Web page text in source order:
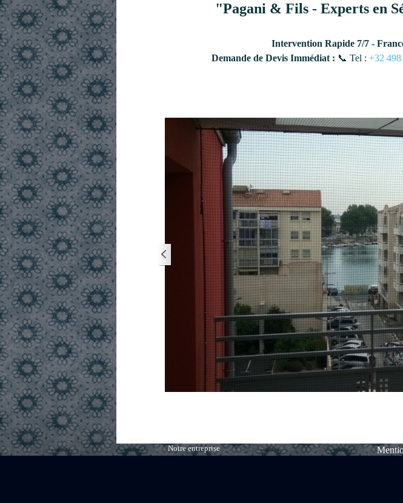
"Pagani & Fils - Experts en
Intervention Rapide 7/7 -
Demande de Devis Immédiat : 📞 Tel : +32 498
Notre entreprise